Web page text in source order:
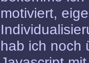
motiviert,
hab ich noch